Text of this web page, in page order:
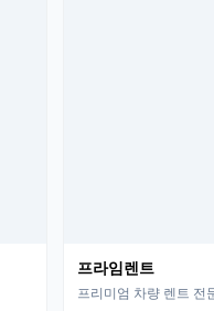
프라임렌트
프리미엄 차량 렌트 전